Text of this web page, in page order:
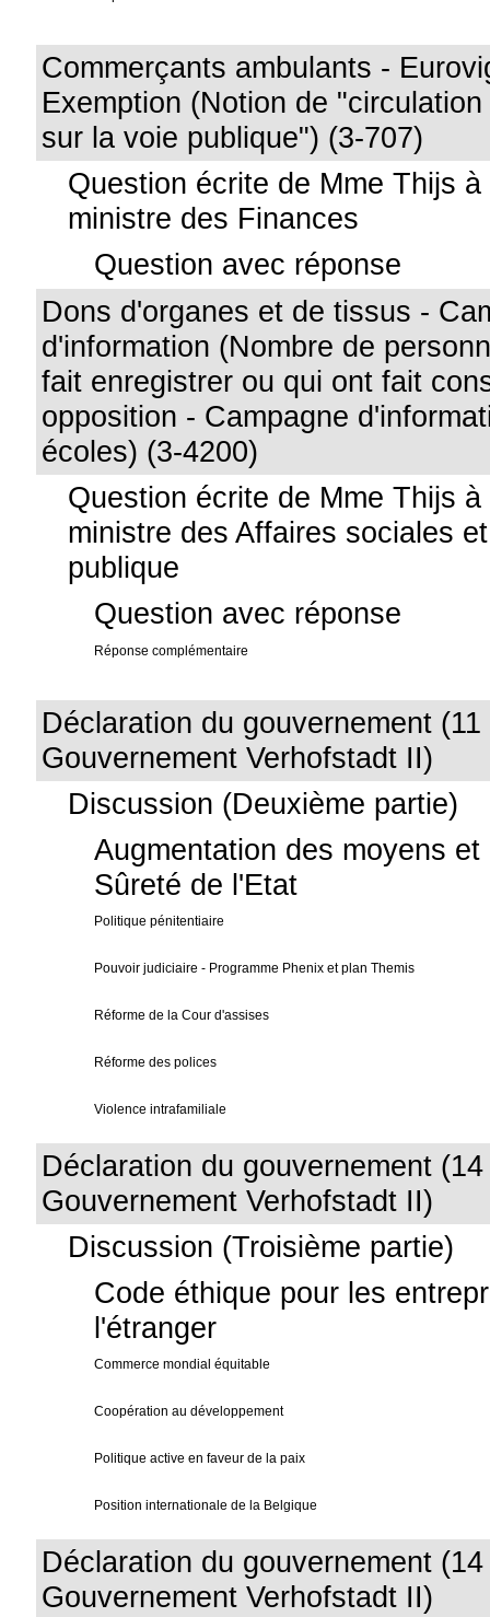
Commerçants ambulants -
Exemption (Notion de
sur la voie publique") (3-707)
Question écrite de Mme Thijs
ministre des Finances
Question avec réponse
Dons d'organes et de tissus -
d'information (Nombre de
fait enregistrer ou qui ont fait
opposition - Campagne
écoles) (3-4200)
Question écrite de Mme Thijs
ministre des Affaires sociales
publique
Question avec réponse
Réponse complémentaire
Déclaration du gouvernement
Gouvernement Verhofstadt II)
Discussion (Deuxième partie)
Augmentation des moyens
Sûreté de l'Etat
Politique pénitentiaire
Pouvoir judiciaire - Programme Phenix et plan Themis
Réforme de la Cour d'assises
Réforme des polices
Violence intrafamiliale
Déclaration du gouvernement
Gouvernement Verhofstadt II)
Discussion (Troisième partie)
Code éthique pour les
l'étranger
Commerce mondial équitable
Coopération au développement
Politique active en faveur de la paix
Position internationale de la Belgique
Déclaration du gouvernement
Gouvernement Verhofstadt II)